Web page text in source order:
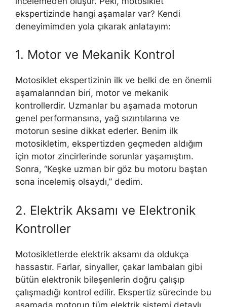
ekspertizinde hangi aşamalar var? Kendi
deneyimimden yola çıkarak anlatayım:
1. Motor ve Mekanik Kontrol
Motosiklet ekspertizinin ilk ve belki de en önemli
aşamalarından biri, motor ve mekanik
kontrollerdir. Uzmanlar bu aşamada motorun
genel performansına, yağ sızıntılarına ve
motorun sesine dikkat ederler. Benim ilk
motosikletim, ekspertizden geçmeden aldığım
için motor zincirlerinde sorunlar yaşamıştım.
Sonra, “Keşke uzman bir göz bu motoru baştan
sona incelemiş olsaydı,” dedim.
2. Elektrik Aksamı ve Elektronik
Kontroller
Motosikletlerde elektrik aksamı da oldukça
hassastır. Farlar, sinyaller, çakar lambaları gibi
bütün elektronik bileşenlerin doğru çalışıp
çalışmadığı kontrol edilir. Ekspertiz sürecinde bu
aşamada motorun tüm elektrik sistemi detaylı